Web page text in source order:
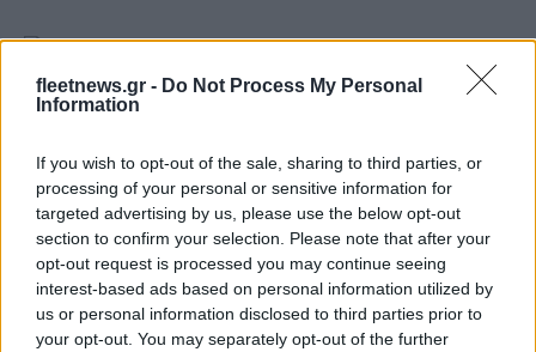
fleetnews.gr - Do Not Process My Personal
Information
If you wish to opt-out of the sale, sharing to third parties, or
processing of your personal or sensitive information for
targeted advertising by us, please use the below opt-out
section to confirm your selection. Please note that after your
opt-out request is processed you may continue seeing
interest-based ads based on personal information utilized by
us or personal information disclosed to third parties prior to
your opt-out. You may separately opt-out of the further
South Ring Mall έναντι 49,35 εκατ. ευρώ